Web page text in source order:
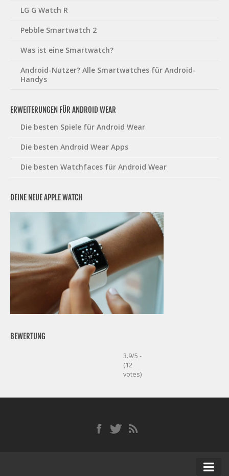
LG G Watch R
Pebble Smartwatch 2
Was ist eine Smartwatch?
Android-Nutzer? Alle Smartwatches für Android-
Handys
ERWEITERUNGEN FÜR ANDROID WEAR
Die besten Spiele für Android Wear
Die besten Android Wear Apps
Die besten Watchfaces für Android Wear
DEINE NEUE APPLE WATCH
BEWERTUNG
3.9/5 -
(12
votes)